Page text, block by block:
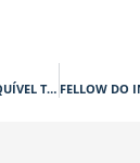
PRÉMIO RICARDO ESQUÍVEL TEIXEIRA DUARTE